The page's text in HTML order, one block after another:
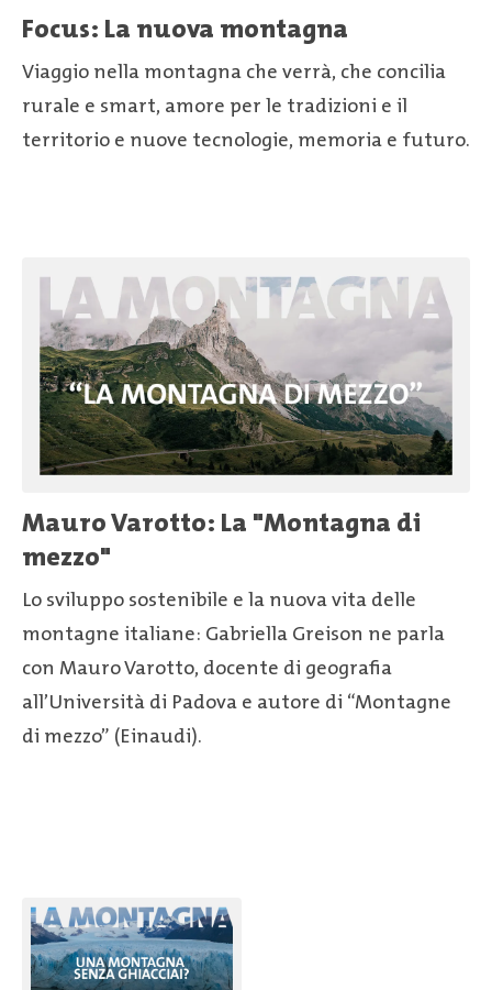
Focus: La nuova montagna
Viaggio nella montagna che verrà, che concilia
rurale e smart, amore per le tradizioni e il
territorio e nuove tecnologie, memoria e futuro.
Mauro Varotto: La "Montagna di
mezzo"
Lo sviluppo sostenibile e la nuova vita delle
montagne italiane: Gabriella Greison ne parla
con Mauro Varotto, docente di geografia
all’Università di Padova e autore di “Montagne
di mezzo” (Einaudi).